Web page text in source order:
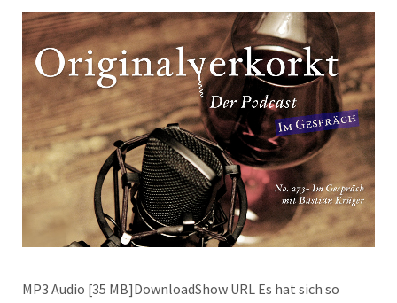
MP3 Audio [35 MB]DownloadShow URL Es hat sich so